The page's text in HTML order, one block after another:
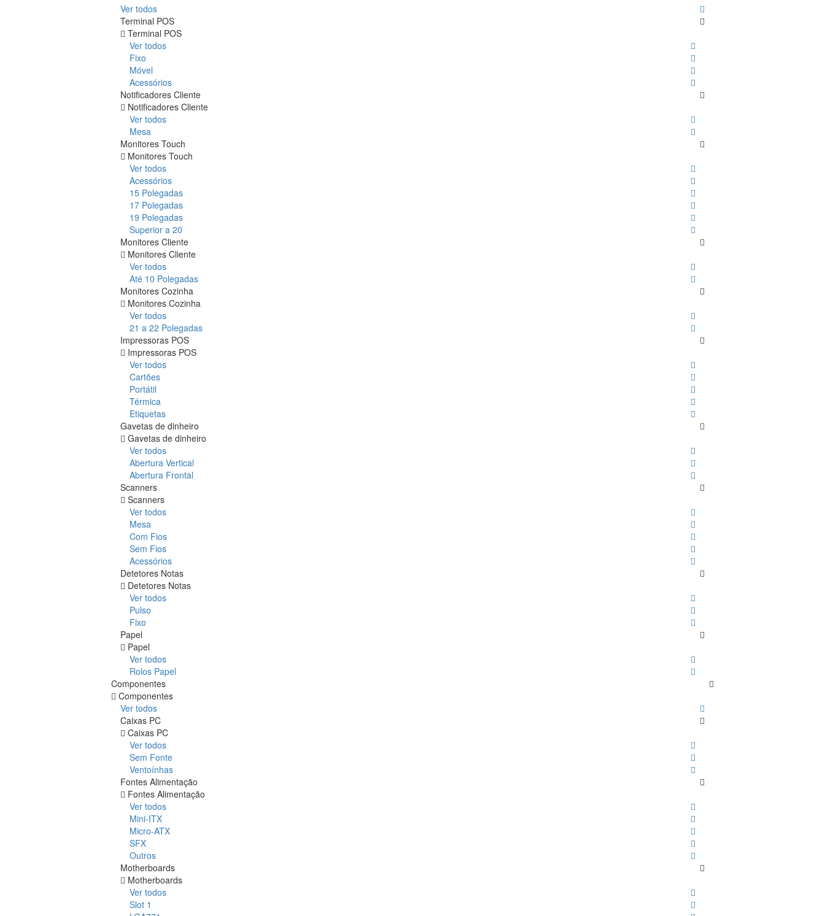
Ver todos
Terminal POS
Terminal POS
Ver todos
Fixo
Móvel
Acessórios
Notificadores Cliente
Notificadores Cliente
Ver todos
Mesa
Monitores Touch
Monitores Touch
Ver todos
Acessórios
15 Polegadas
17 Polegadas
19 Polegadas
Superior a 20
Monitores Cliente
Monitores Cliente
Ver todos
Até 10 Polegadas
Monitores Cozinha
Monitores Cozinha
Ver todos
21 a 22 Polegadas
Impressoras POS
Impressoras POS
Ver todos
Cartões
Portátil
Térmica
Etiquetas
Gavetas de dinheiro
Gavetas de dinheiro
Ver todos
Abertura Vertical
Abertura Frontal
Scanners
Scanners
Ver todos
Mesa
Com Fios
Sem Fios
Acessórios
Detetores Notas
Detetores Notas
Ver todos
Pulso
Fixo
Papel
Papel
Ver todos
Rolos Papel
Componentes
Componentes
Ver todos
Caixas PC
Caixas PC
Ver todos
Sem Fonte
Ventoínhas
Fontes Alimentação
Fontes Alimentação
Ver todos
Mini-ITX
Micro-ATX
SFX
Outros
Motherboards
Motherboards
Ver todos
Slot 1